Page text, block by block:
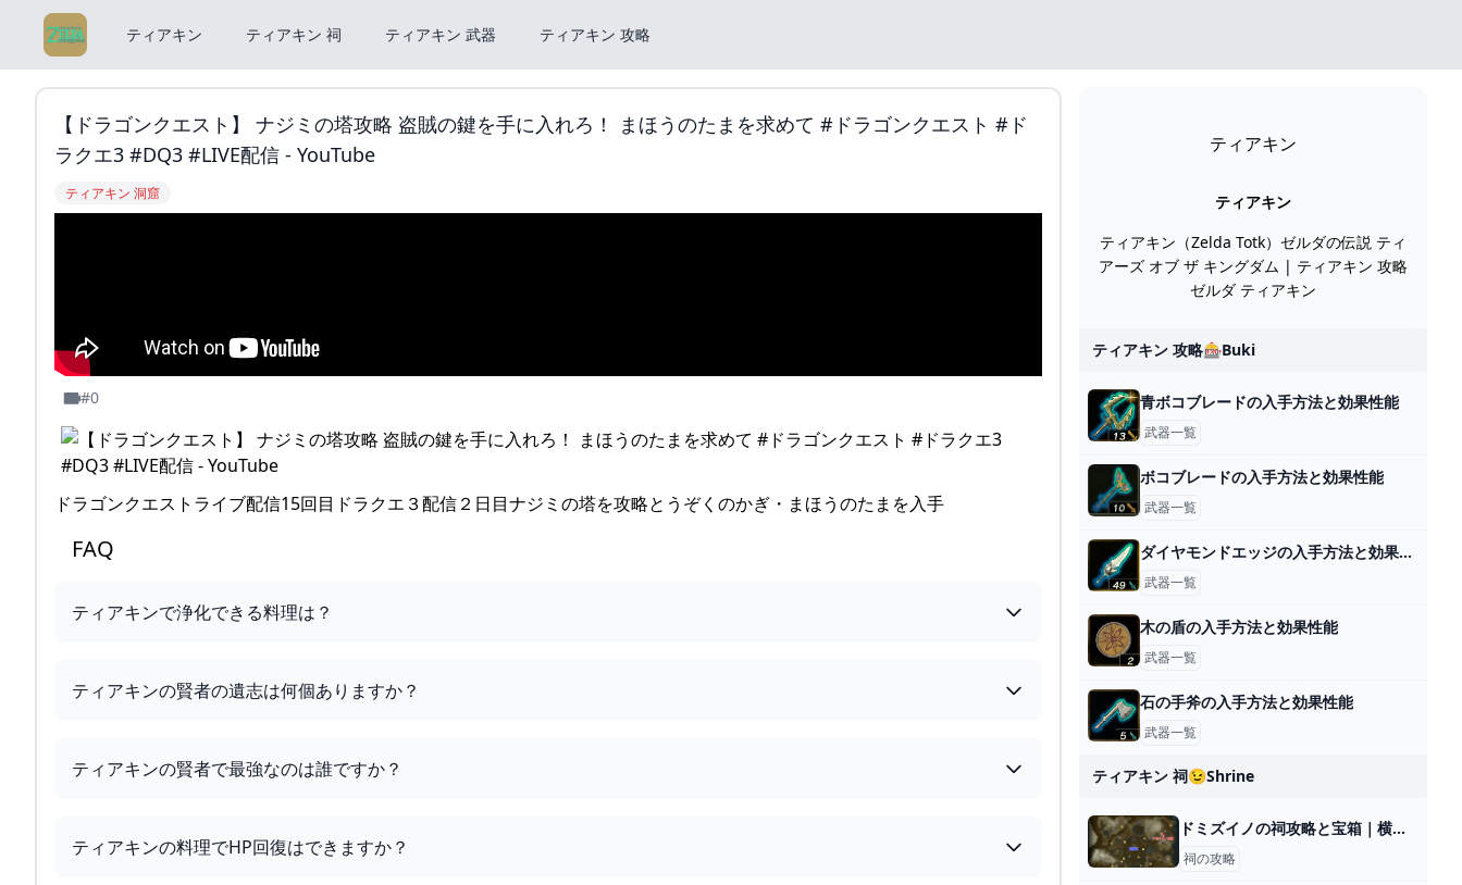
ティアキン ティアキン 祠 ティアキン 武器 ティアキン 攻略
【ドラゴンクエスト】 ナジミの塔攻略 盗賊の鍵を手に入れろ！ まほうのたまを求めて #ドラゴンクエスト #ド
ラクエ3 #DQ3 #LIVE配信 - YouTube
ティアキン 洞窟
#0
ドラゴンクエストライブ配信15回目ドラクエ３配信２日目ナジミの塔を攻略とうぞくのかぎ・まほうのたまを入手
FAQ
ティアキンで浄化できる料理は？
ティアキンの賢者の遺志は何個ありますか？
ティアキンの賢者で最強なのは誰ですか？
ティアキンの料理でHP回復はできますか？
ティアキン
ティアキン
ティアキン（Zelda Totk）ゼルダの伝説 ティ
アーズ オブ ザ キングダム | ティアキン 攻略
ゼルダ ティアキン
ティアキン 攻略🎰buki
青ボコブレードの入手方法と効果性能
武器一覧
ボコブレードの入手方法と効果性能
武器一覧
ダイヤモンドエッジの入手方法と効果性能
武器一覧
木の盾の入手方法と効果性能
武器一覧
石の手斧の入手方法と効果性能
武器一覧
ティアキン 祠😉shrine
ドミズイノの祠攻略と宝箱｜横たわる通り道
祠の攻略